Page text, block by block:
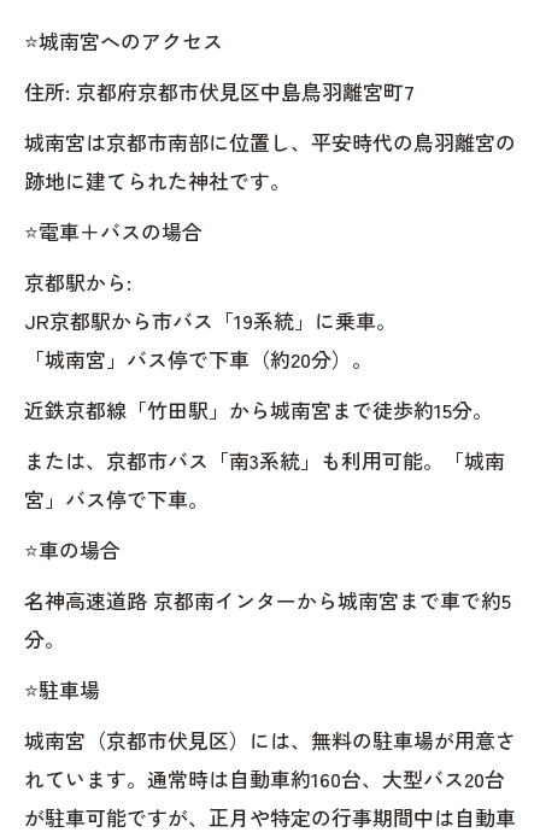
⭐️城南宮へのアクセス
住所: 京都府京都市伏見区中島鳥羽離宮町7
城南宮は京都市南部に位置し、平安時代の鳥羽離宮の
跡地に建てられた神社です。
⭐️電車＋バスの場合
京都駅から:
JR京都駅から市バス「19系統」に乗車。
「城南宮」バス停で下車（約20分）。
近鉄京都線「竹田駅」から城南宮まで徒歩約15分。
または、京都市バス「南3系統」も利用可能。「城南
宮」バス停で下車。
⭐️車の場合
名神高速道路 京都南インターから城南宮まで車で約5
分。
⭐️駐車場
城南宮（京都市伏見区）には、無料の駐車場が用意さ
れています。通常時は自動車約160台、大型バス20台
が駐車可能ですが、正月や特定の行事期間中は自動車